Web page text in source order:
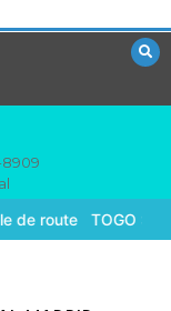
8909
de Pep Guardiola…
de